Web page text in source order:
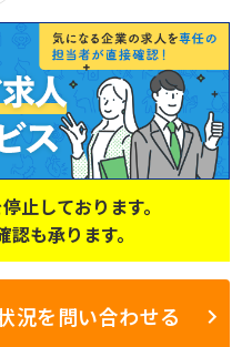
止しております。
も承ります。
況を問い合わせる